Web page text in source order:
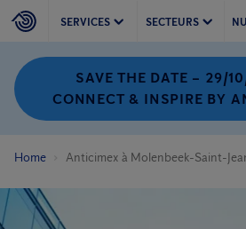
SERVICES SECTEURS
SAVE THE DATE – 29/
CONNECT & INSPIRE BY
Home Anticimex à Molenbeek-Saint-